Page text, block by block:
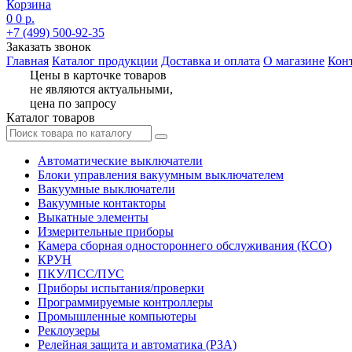
Корзина
0 0 р.
+7 (499) 500-92-35
Заказать звонок
Главная Каталог продукции Доставка и оплата О магазине
Цены в карточке товаров
не являются актуальными,
цена по запросу
Каталог товаров
Автоматические выключатели
Блоки управления вакуумным выключателем
Вакуумные выключатели
Вакуумные контакторы
Выкатные элементы
Измерительные приборы
Камера сборная одностороннего обслуживания (КСО)
КРУН
ПКУ/ПСС/ПУС
Приборы испытания/проверки
Программируемые контроллеры
Промышленные компьютеры
Реклоузеры
Релейная защита и автоматика (РЗА)